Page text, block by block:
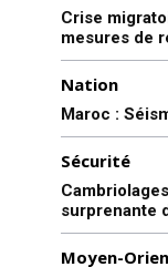
Crise
mesures de
Nation
Maroc :
Sécurité
surprenante
Moyen-